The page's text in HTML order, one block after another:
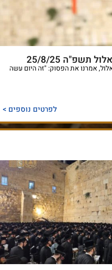
25/8/25
אמרנו את הפסוק: "זה היום עשה
לפרטים נוספים >